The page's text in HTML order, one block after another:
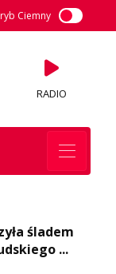
Ciemny
RADIO
śladem
...